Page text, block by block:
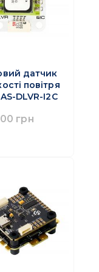
датчик
повітря
DLVR-I2C
грн